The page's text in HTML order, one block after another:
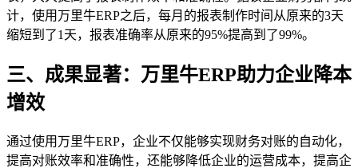
计，使用万里牛ERP之后，每月的报表制作时间从原来的3天
缩短到了1天，报表准确率从原来的95%提高到了99%。
三、成果显著：万里牛ERP助力企业降本
增效
通过使用万里牛ERP，企业不仅能够实现财务对账的自动化，
提高对账效率和准确性，还能够降低企业的运营成本，提高企